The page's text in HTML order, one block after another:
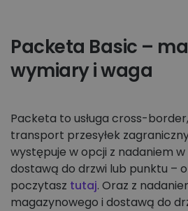
Pierwsze kroki
Ustawienia
Płatności i faktury
Reklamacje
Nadawanie
Packeta Basic –
wymiary i waga
Packeta to usługa cross-
transport przesyłek
występuje w opcji z nadaniem w
dostawą do drzwi lub punktu – o
poczytasz tutaj. Oraz z
magazynowego i dostawą do